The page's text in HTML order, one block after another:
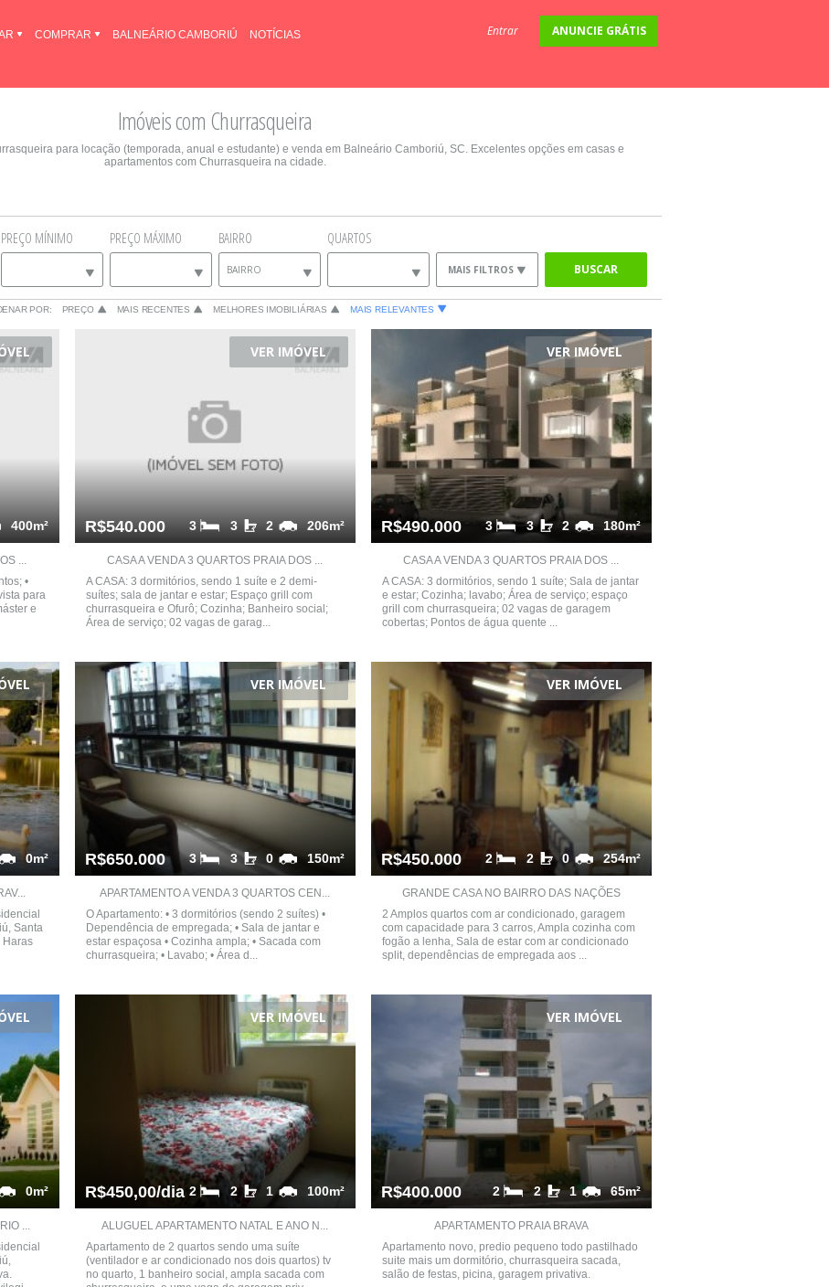
COMPRAR BALNEÁRIO CAMBORIÚ NOTÍCIAS Entrar ANUNCIE GRÁTIS
Imóveis com Churrasqueira
para locação (temporada, anual e estudante) e venda em Balneário Camboriú, SC. Excelentes opções em casas e
apartamentos com Churrasqueira na cidade.
PREÇO MÍNIMO PREÇO MÁXIMO BAIRRO
BAIRRO
QUARTOS
MAIS FILTROS BUSCAR
POR: PREÇO MAIS RECENTES MELHORES IMOBILIÁRIAS MAIS RELEVANTES
400m²
...
•
para
e
VER IMÓVEL
R$540.000 206m²
2
3
3
CASA A VENDA 3 QUARTOS PRAIA DOS ...
A CASA: 3 dormitórios, sendo 1 suíte e 2 demi-
suítes; sala de jantar e estar; Espaço grill com
churrasqueira e Ofurô; Cozinha; Banheiro social;
Área de serviço; 02 vagas de garag...
VER IMÓVEL
R$490.000 180m²
2
3
3
CASA A VENDA 3 QUARTOS PRAIA DOS ...
A CASA: 3 dormitórios, sendo 1 suíte; Sala de jantar
e estar; Cozinha; lavabo; Área de serviço; espaço
grill com churrasqueira; 02 vagas de garagem
cobertas; Pontos de água quente ...
0m²
Santa
Haras
VER IMÓVEL
R$650.000 150m²
0
3
3
APARTAMENTO A VENDA 3 QUARTOS CEN...
O Apartamento: • 3 dormitórios (sendo 2 suítes) •
Dependência de empregada; • Sala de jantar e
estar espaçosa • Cozinha ampla; • Sacada com
churrasqueira; • Lavabo; • Área d...
VER IMÓVEL
R$450.000 254m²
0
2
2
GRANDE CASA NO BAIRRO DAS NAÇÕES
2 Amplos quartos com ar condicionado, garagem
com capacidade para 3 carros, Ampla cozinha com
fogão a lenha, Sala de estar com ar condicionado
split, dependências de empregada aos ...
0m²
...
VER IMÓVEL
R$450,00/dia 100m²
1
2
2
ALUGUEL APARTAMENTO NATAL E ANO N...
Apartamento de 2 quartos sendo uma suíte
(ventilador e ar condicionado nos dois quartos) tv
no quarto, 1 banheiro social, ampla sacada com
VER IMÓVEL
R$400.000 65m²
1
2
2
APARTAMENTO PRAIA BRAVA
Apartamento novo, predio pequeno todo pastilhado
suite mais um dormitório, churrasqueira sacada,
salão de festas, picina, garagem privativa.